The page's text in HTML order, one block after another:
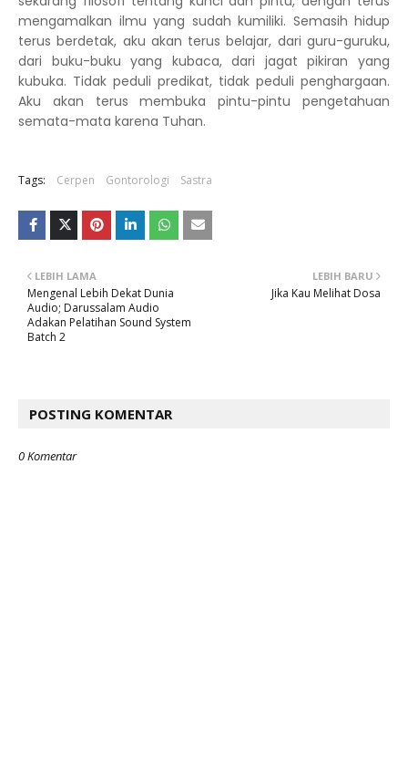
mengamalkan ilmu yang sudah kumiliki. Semasih hidup
terus berdetak, aku akan terus belajar, dari guru-guruku,
dari buku-buku yang kubaca, dari jagat pikiran yang
kubuka. Tidak peduli predikat, tidak peduli penghargaan.
Aku akan terus membuka pintu-pintu pengetahuan
semata-mata karena Tuhan.
Tags: Cerpen Gontorologi Sastra
LEBIH BARU
Jika Kau Melihat Dosa
LEBIH LAMA
Mengenal Lebih Dekat Dunia
Audio; Darussalam Audio
Adakan Pelatihan Sound System
Batch 2
POSTING KOMENTAR
0 Komentar